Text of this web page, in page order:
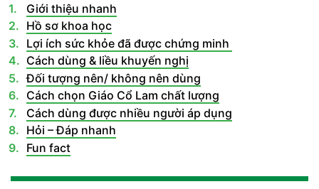
Giới thiệu nhanh
Hồ sơ khoa học
Lợi ích sức khỏe đã được chứng minh
Cách dùng & liều khuyến nghị
Đối tượng nên/ không nên dùng
Cách chọn Giáo Cổ Lam chất lượng
Cách dùng được nhiều người áp dụng
Hỏi – Đáp nhanh
Fun fact